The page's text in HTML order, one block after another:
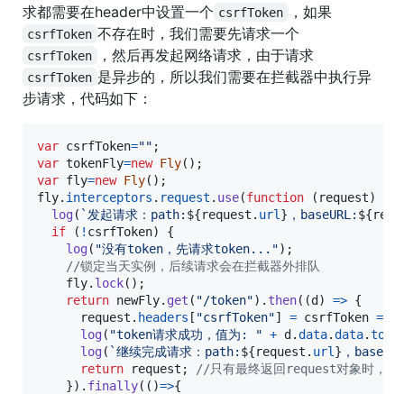
求都需要在header中设置一个 csrfToken ，如果
csrfToken 不存在时，我们需要先请求一个
csrfToken ，然后再发起网络请求，由于请求
csrfToken 是异步的，所以我们需要在拦截器中执行异
步请求，代码如下：
var csrfToken="" ;
var tokenFly=new Fly( ) ;
var fly=new Fly( ) ;
fly. interceptors . request . use(function ( request)
log( `发起请求：path: ${request . url } ，baseURL: ${
if
( ! csrfToken)
{
log( "没有token，先请求token...") ;
//锁定当天实例，后续请求会在拦截器外排队
fly. lock( ) ;
return newFly. get ( "/token") . then( (d) => {
request . headers [ "csrfToken"] = csrfToken =
log( "token请求成功，值为: " + d.data.data.
log( `继续完成请求：path: ${request . url } ，
return
request ;
//只有最终返回request对象时，原
}) . finally( ( )=>{